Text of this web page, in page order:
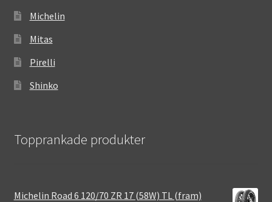
Michelin
Mitas
Pirelli
Shinko
Topprankade produkter
Michelin Road 6 120/70 ZR 17 (58W) TL (fram)